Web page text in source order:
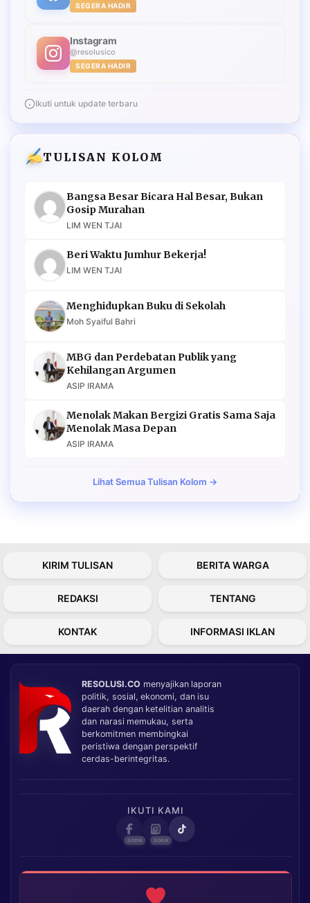
SEGERA HADIR
Instagram
@resolusico
SEGERA HADIR
Ikuti untuk update terbaru
TULISAN KOLOM
Bangsa Besar Bicara Hal Besar, Bukan
Gosip Murahan
LIM WEN TJAI
Beri Waktu Jumhur Bekerja!
LIM WEN TJAI
Menghidupkan Buku di Sekolah
Moh Syaiful Bahri
MBG dan Perdebatan Publik yang
Kehilangan Argumen
ASIP IRAMA
Menolak Makan Bergizi Gratis Sama Saja
Menolak Masa Depan
ASIP IRAMA
Lihat Semua Tulisan Kolom →
KIRIM TULISAN BERITA WARGA
REDAKSI TENTANG
KONTAK INFORMASI IKLAN
RESOLUSI.CO menyajikan laporan
politik, sosial, ekonomi, dan isu
daerah dengan ketelitian analitis
dan narasi memukau, serta
berkomitmen membingkai
peristiwa dengan perspektif
cerdas-berintegritas.
IKUTI KAMI